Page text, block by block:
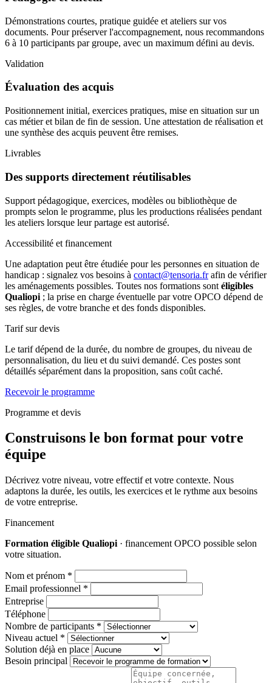
Démonstrations courtes, pratique guidée et ateliers sur vos
documents. Pour préserver l'accompagnement, nous recommandons
6 à 10 participants par groupe, avec un maximum défini au devis.
Validation
Évaluation des acquis
Positionnement initial, exercices pratiques, mise en situation sur un
cas métier et bilan de fin de session. Une attestation de réalisation et
une synthèse des acquis peuvent être remises.
Livrables
Des supports directement réutilisables
Support pédagogique, exercices, modèles ou bibliothèque de
prompts selon le programme, plus les productions réalisées pendant
les ateliers lorsque leur partage est autorisé.
Accessibilité et financement
Une adaptation peut être étudiée pour les personnes en situation de
handicap : signalez vos besoins à contact@tensoria.frafin de vérifier
les aménagements possibles. Toutes nos formations sont éligibles
Qualiopi ; la prise en charge éventuelle par votre OPCO dépend de
ses règles, de votre branche et des fonds disponibles.
Tarif sur devis
Le tarif dépend de la durée, du nombre de groupes, du niveau de
personnalisation, du lieu et du suivi demandé. Ces postes sont
détaillés séparément dans la proposition, sans coût caché.
Recevoir le programme
Programme et devis
Construisons le bon format pour votre
équipe
Décrivez votre niveau, votre effectif et votre contexte. Nous
adaptons la durée, les outils, les exercices et le rythme aux besoins
de votre entreprise.
Financement
Formation éligible Qualiopi · financement OPCO possible selon
votre situation.
Nom et prénom *
Email professionnel *
Entreprise
Téléphone
Nombre de participants *
Niveau actuel *
Solution déjà en place
Besoin principal